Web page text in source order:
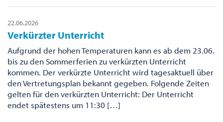
22.06.2026
Verkürzter Unterricht
Aufgrund der hohen Temperaturen kann es ab dem 23.06.
bis zu den Sommerferien zu verkürzten Unterricht
kommen. Der verkürzte Unterricht wird tagesaktuell über
den Vertretungsplan bekannt gegeben. Folgende Zeiten
gelten für den verkürzten Unterricht: Der Unterricht
endet spätestens um 11:30 […]